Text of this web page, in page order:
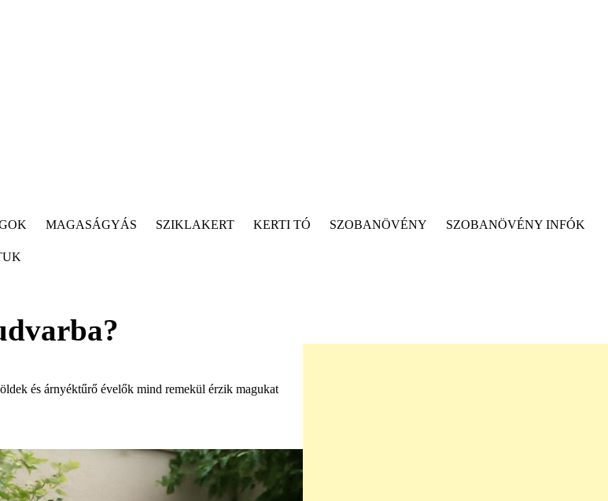
MAGASÁGYÁS SZIKLAKERT KERTI TÓ SZOBANÖVÉNY SZOBANÖVÉNY INFÓK
és árnyéktűrő évelők mind remekül érzik magukat